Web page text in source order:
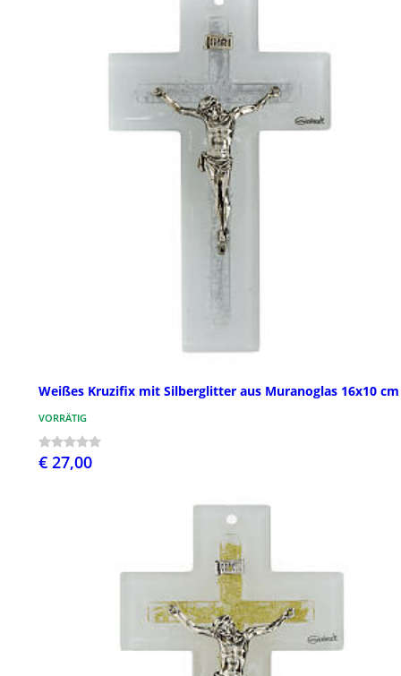
Weißes Kruzifix mit Silberglitter aus Muranoglas 16x10 cm
VORRÄTIG
€ 27,00